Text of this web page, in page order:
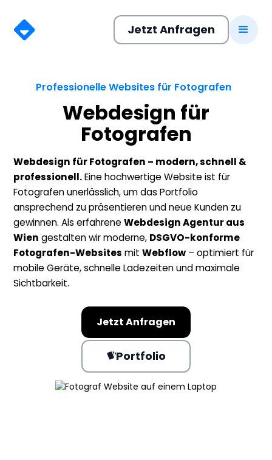
Jetzt Anfragen
Professionelle Websites für Fotografen
Webdesign für
Fotografen
Webdesign für Fotografen – modern, schnell &
professionell.Eine hochwertige Website ist für
Fotografen unerlässlich, um das Portfolio
ansprechend zu präsentieren und neue Kunden zu
gewinnen. Als erfahreneWebdesign Agentur aus
Wien gestalten wir moderne, DSGVO-konforme
Fotografen-Websites mitWebflow – optimiert für
mobile Geräte, schnelle Ladezeiten und maximale
Sichtbarkeit.
Jetzt Anfragen
Portfolio